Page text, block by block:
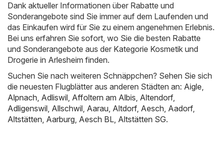
Dank aktueller Informationen über Rabatte und
Sonderangebote sind Sie immer auf dem Laufenden und
das Einkaufen wird für Sie zu einem angenehmen Erlebnis.
Bei uns erfahren Sie sofort, wo Sie die besten Rabatte
und Sonderangebote aus der Kategorie Kosmetik und
Drogerie in Arlesheim finden.
Suchen Sie nach weiteren Schnäppchen? Sehen Sie sich
die neuesten Flugblätter aus anderen Städten an: Aigle,
Alpnach, Adliswil, Affoltern am Albis, Altendorf,
Adligenswil, Allschwil, Aarau, Altdorf, Aesch, Aadorf,
Altstätten, Aarburg, Aesch BL, Altstätten SG.